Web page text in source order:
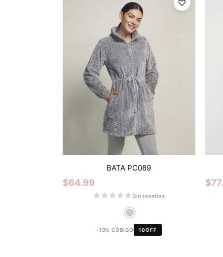
BATA PC089
$64.99
Sin reseñas
-10% CÓDIGO 10OFF
$